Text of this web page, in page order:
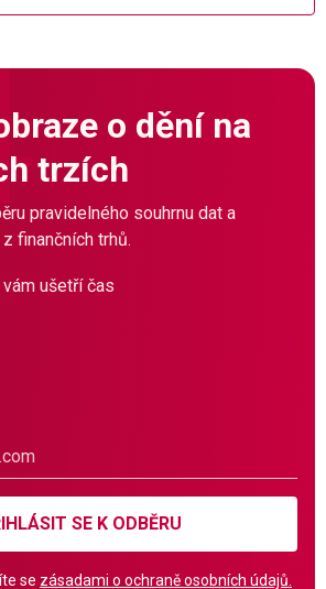
o dění na
trzích
pravidelného souhrnu dat a
finančních trhů.
ušetří čas
SE K ODBĚRU
se zásadami o ochraně osobních údajů.